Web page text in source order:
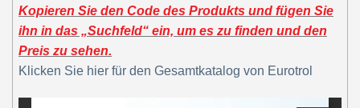
Kopieren Sie den Code des Produkts und fügen Sie
ihn in das „Suchfeld“ ein, um es zu finden und den
Preis zu sehen.
Klicken Sie hier für den Gesamtkatalog von Eurotrol